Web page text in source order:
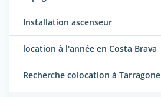
Installation ascenseur
location à l'année en Costa Brava
Recherche colocation à Tarragone